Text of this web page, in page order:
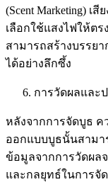
(Scent Marketing)
เลือกใช้แสงไฟให้ต
สามารถสร้างบรรย
ได้อย่างลึกซึ้ง
การวัดผลและ
หลังจากการจัดบูธ ค
ออกแบบบูธนั้นสามา
ข้อมูลจากการวัดผล
และกลยุทธ์ในการจั